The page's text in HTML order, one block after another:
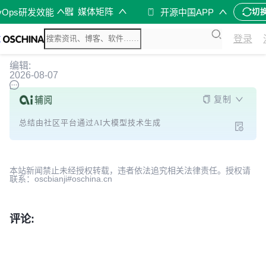
研发效能 媒体矩阵 开源中国APP 切
登录
编辑:
2026-08-07
复制
总结由社区平台通过AI大模型技术生成
本站新闻禁止未经授权转载，违者依法追究相关法律责任。授权请
联系：oscbianji#oschina.cn
评论: